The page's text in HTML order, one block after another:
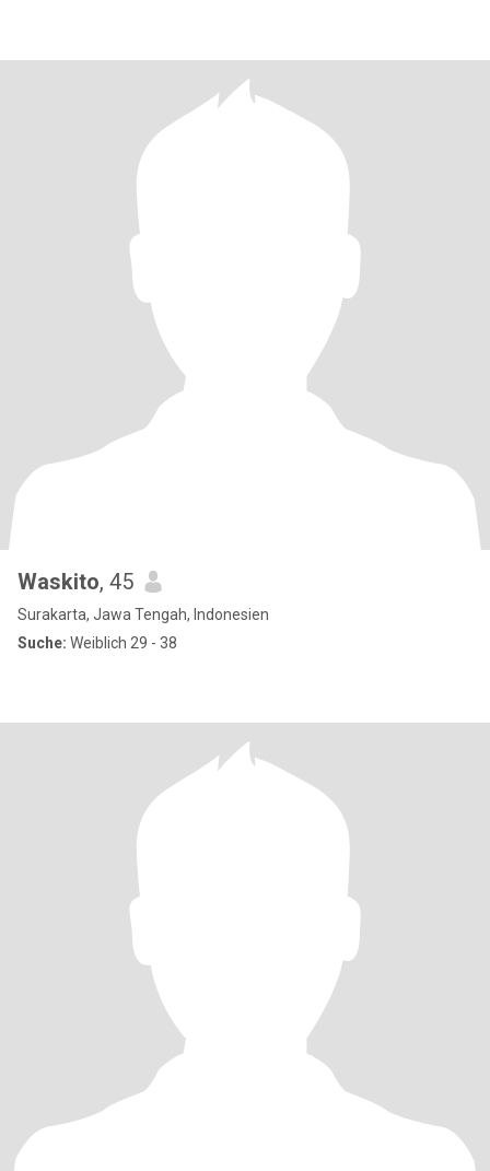
Waskito, 45
Surakarta, Jawa Tengah, Indonesien
Suche: Weiblich 29 - 38